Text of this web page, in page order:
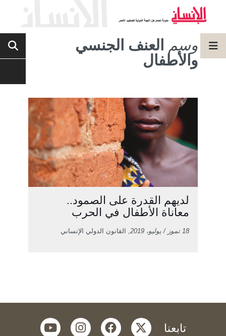
وسم العنف الجنسي
والأطفال
لديهم القدرة على الصمود..
معاناة الأطفال في الحرب
18 تموز / يوليو، 2019 , القانون الدولي الإنساني
تابعنا twitter
facebook
instagram
youtube